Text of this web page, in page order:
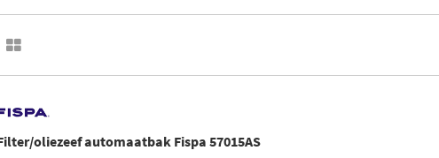
oliezeef automaatbak Fispa 57015AS